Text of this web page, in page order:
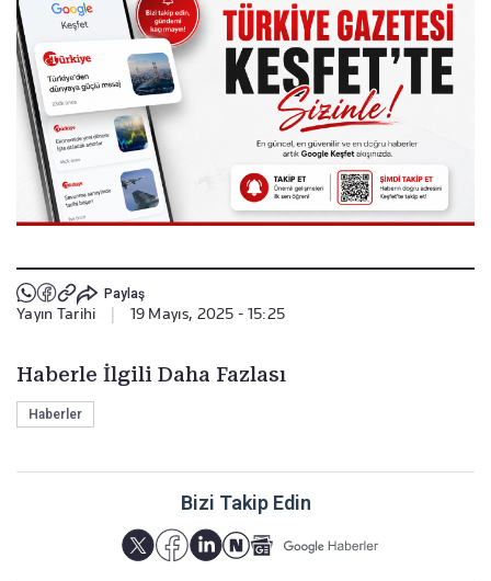
Paylaş
Yayın Tarihi 19 Mayıs, 2025 - 15:25
Haberle İlgili Daha Fazlası
Haberler
Bizi Takip Edin